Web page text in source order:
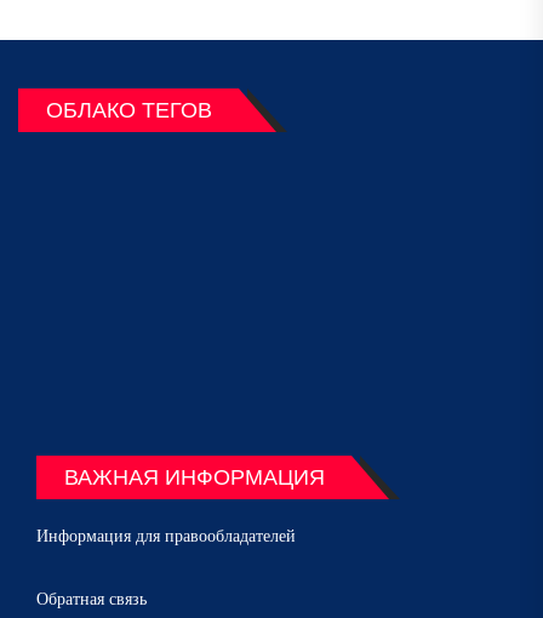
ОБЛАКО ТЕГОВ
ВАЖНАЯ ИНФОРМАЦИЯ
Информация для правообладателей
Обратная связь